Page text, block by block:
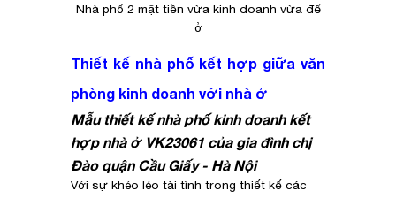
Nhà phố 2 mặt tiền vừa kinh doanh vừa để
ở
Thiết kế nhà phố kết hợp giữa văn
phòng kinh doanh với nhà ở
Mẫu thiết kế nhà phố kinh doanh kết
hợp nhà ở VK23061 của gia đình chị
Đào quận Cầu Giấy - Hà Nội
Với sự khéo léo tài tình trong thiết kế các